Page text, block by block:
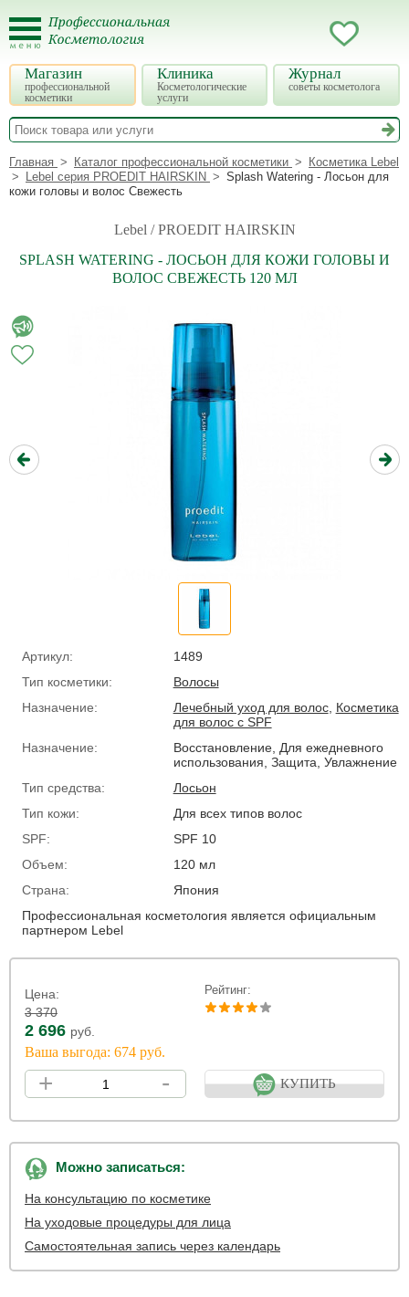
Магазин
профессиональной
косметики
Клиника
Косметологические
услуги
Журнал
советы косметолога
Главная Каталог профессиональной косметики
Косметика Lebel
Lebel серия PROEDIT HAIRSKIN
Splash Watering - Лосьон для
кожи головы и волос Свежесть
Lebel / PROEDIT HAIRSKIN
SPLASH WATERING - ЛОСЬОН ДЛЯ КОЖИ ГОЛОВЫ И
ВОЛОС СВЕЖЕСТЬ 120 МЛ
Артикул:
1489
Тип косметики:
Волосы
Назначение:
Лечебный уход для волос, Косметика
для волос с SPF
Назначение:
Восстановление, Для ежедневного
использования, Защита, Увлажнение
Тип средства:
Лосьон
Тип кожи:
Для всех типов волос
SPF:
SPF 10
Объем:
120 мл
Страна:
Япония
Профессиональная косметология является официальным
партнером Lebel
Цена:
3 370
2 696 руб.
Рейтинг:
Ваша выгода: 674 руб.
+ - КУПИТЬ
Можно записаться:
На консультацию по косметике
На уходовые процедуры для лица
Самостоятельная запись через календарь